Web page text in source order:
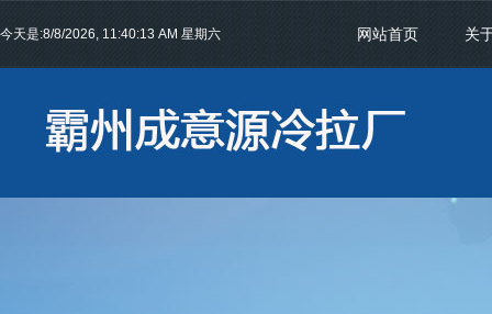
今天是:8/8/2026, 11:40:14 AM 星期六 网站首页 关